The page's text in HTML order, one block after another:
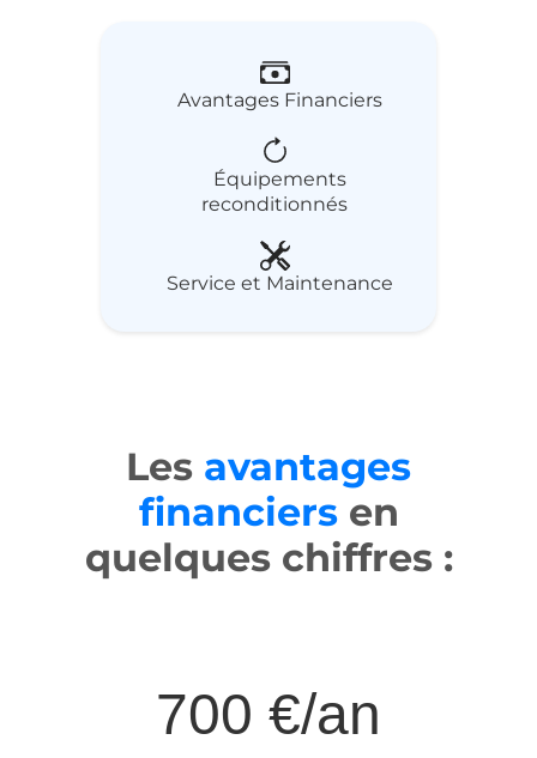
Avantages Financiers
Équipements
reconditionnés
Service et Maintenance
Les avantages
financiersen
quelques chiffres :
700 €/an